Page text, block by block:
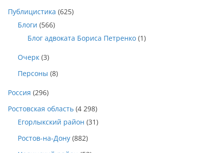
Публицистика (625)
Блоги (566)
Блог адвоката Бориса Петренко (1)
Очерк (3)
Персоны (8)
Россия (296)
Ростовская область (4 298)
Егорлыкский район (31)
Ростов-на-Дону (882)